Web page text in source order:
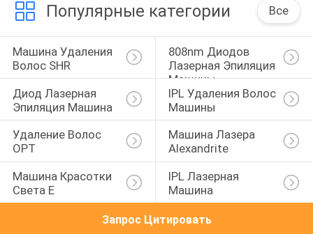
Популярные категории Все
Машина Удаления
Волос SHR
808nm Диодов
Лазерная Эпиляция
Машины
Диод Лазерная
Эпиляция Машина
IPL Удаления Волос
Машины
Удаление Волос
OPT
Машина Лазера
Alexandrite
Машина Красотки
Света E
IPL Лазерная
Машина
Запрос Цитировать